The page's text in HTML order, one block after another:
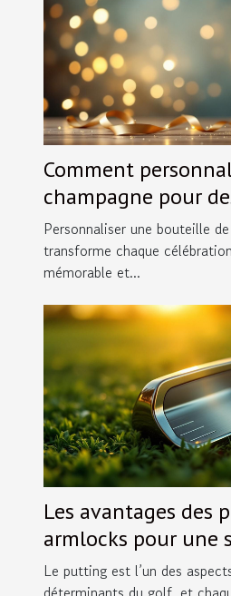
Comment
champagne pour
spéciales ?
Personnaliser une bouteille
transforme chaque
mémorable et...
Les avantages des
armlocks pour une
accrue
Le putting est l’un des